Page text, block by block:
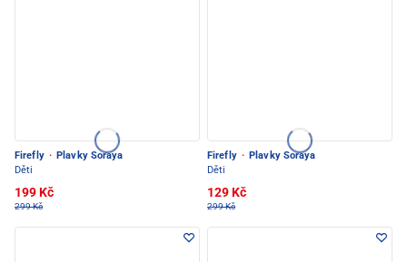
Firefly · Plavky Soraya
Děti
199 Kč
299 Kč
Firefly · Plavky Soraya
Děti
129 Kč
299 Kč